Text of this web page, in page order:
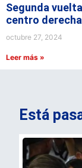
Segunda
centro
octubre 27, 2024
Leer más »
Está